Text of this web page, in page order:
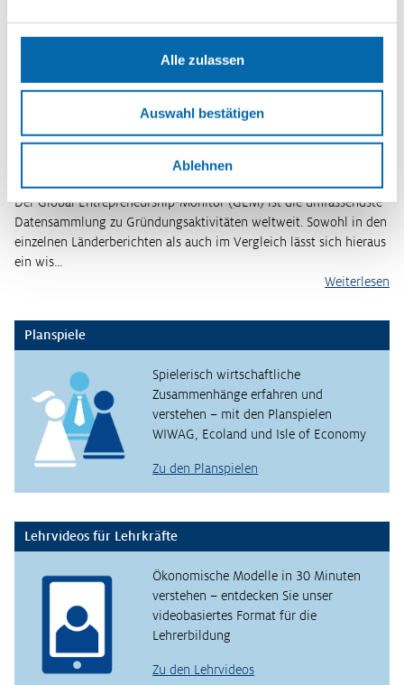
Alle zulassen
Auswahl bestätigen
Ablehnen
Unternehmensgründungen in Deutschland:
Der Global Entrepreneurship-Monitor (GEM) ist die umfassendste
Datensammlung zu Gründungsaktivitäten weltweit. Sowohl in den
einzelnen Länderberichten als auch im Vergleich lässt sich hieraus
ein wis…
Weiterlesen
Planspiele
Spielerisch wirtschaftliche
Zusammenhänge erfahren und
verstehen – mit den Planspielen
WIWAG, Ecoland und Isle of Economy
Zu den Planspielen
Lehrvideos für Lehrkräfte
Ökonomische Modelle in 30 Minuten
verstehen – entdecken Sie unser
videobasiertes Format für die
Lehrerbildung
Zu den Lehrvideos